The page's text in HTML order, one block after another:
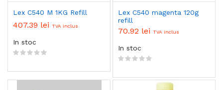
Lex C540 M 1KG Refill
407.39 lei TVA inclus
In stoc
Lex C540 magenta 120g
refill
70.92 lei TVA inclus
In stoc